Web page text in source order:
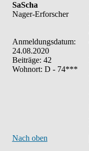
SaScha
Nager-Erforscher
Anmeldungsdatum:
24.08.2020
Beiträge: 42
Wohnort: D - 74***
Nach oben